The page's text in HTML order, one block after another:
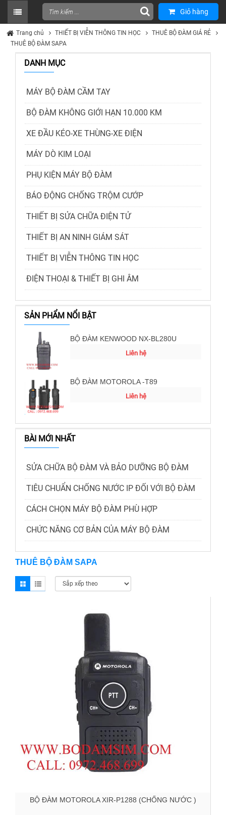
Giỏ hàng
Trang chủ THIẾT BỊ VIỄN THÔNG TIN HỌC
THUÊ BỘ ĐÀM GIÁ RẺ
THUÊ BỘ ĐÀM SAPA
DANH MỤC
MÁY BỘ ĐÀM CẦM TAY
BỘ ĐÀM KHÔNG GIỚI HẠN 10.000 KM
XE ĐẦU KÉO-XE THÙNG-XE ĐIỆN
MÁY DÒ KIM LOẠI
PHỤ KIỆN MÁY BỘ ĐÀM
BÁO ĐỘNG CHỐNG TRỘM CƯỚP
THIẾT BỊ SỬA CHỮA ĐIỆN TỬ
THIẾT BỊ AN NINH GIÁM SÁT
THIẾT BỊ VIỄN THÔNG TIN HỌC
ĐIỆN THOẠI & THIẾT BỊ GHI ÂM
SẢN PHẨM NỔI BẬT
BỘ ĐÀM KENWOOD NX-BL280U
Liên hệ
BỘ ĐÀM MOTOROLA -T89
Liên hệ
BÀI MỚI NHẤT
SỬA CHỮA BỘ ĐÀM VÀ BẢO DƯỠNG BỘ ĐÀM
TIÊU CHUẨN CHỐNG NƯỚC IP ĐỐI VỚI BỘ ĐÀM
CÁCH CHỌN MÁY BỘ ĐÀM PHÙ HỢP
CHỨC NĂNG CƠ BẢN CỦA MÁY BỘ ĐÀM
THUÊ BỘ ĐÀM SAPA
BỘ ĐÀM MOTOROLA XIR-P1288 (CHỐNG NƯỚC )